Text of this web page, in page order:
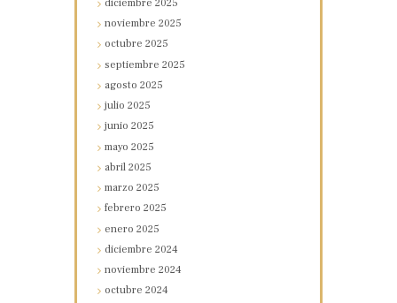
diciembre2025
noviembre2025
octubre2025
septiembre2025
agosto2025
julio2025
junio2025
mayo2025
abril2025
marzo2025
febrero2025
enero2025
diciembre2024
noviembre2024
octubre2024